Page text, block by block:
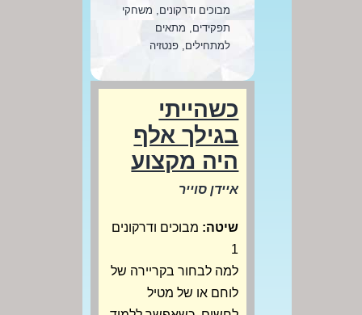
מבוכים ודרקונים, משחקי
תפקידים, מתאים
למתחילים, פנטזיה
כשהייתי
בגילך אלף
היה מקצוע
איידן סוייר
שיטה: מבוכים ודרקונים
1
למה לבחור בקריירה של
לוחם או של מטיל